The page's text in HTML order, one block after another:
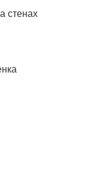
стенах